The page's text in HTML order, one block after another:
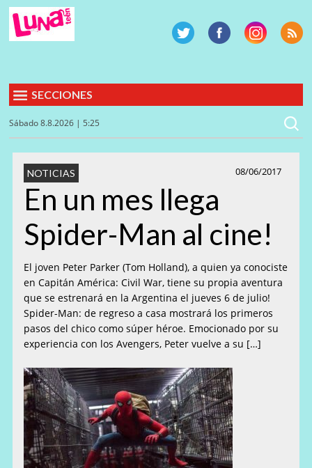
SECCIONES
Sábado 8.8.2026 | 5:25
08/06/2017
NOTICIAS
En un mes llega
Spider-Man al cine!
El joven Peter Parker (Tom Holland), a quien ya conociste
en Capitán América: Civil War, tiene su propia aventura
que se estrenará en la Argentina el jueves 6 de julio!
Spider-Man: de regreso a casa mostrará los primeros
pasos del chico como súper héroe. Emocionado por su
experiencia con los Avengers, Peter vuelve a su […]